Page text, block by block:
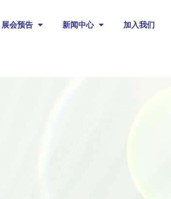
展会预告 新闻中心 加入我们